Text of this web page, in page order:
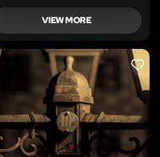
VIEW MORE
LIKE